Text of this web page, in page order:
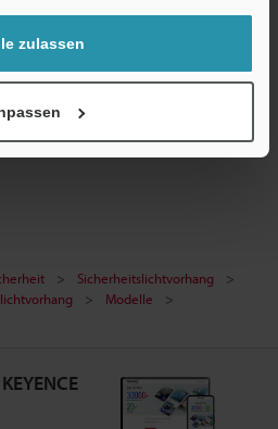
zulassen
Sicherheitslichtvorhang
Modelle